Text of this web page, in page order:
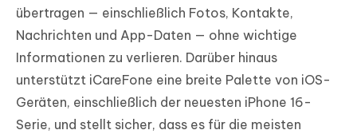
übertragen — einschließlich Fotos, Kontakte,
Nachrichten und App-Daten — ohne wichtige
Informationen zu verlieren. Darüber hinaus
unterstützt iCareFone eine breite Palette von iOS-
Geräten, einschließlich der neuesten iPhone 16-
Serie, und stellt sicher, dass es für die meisten